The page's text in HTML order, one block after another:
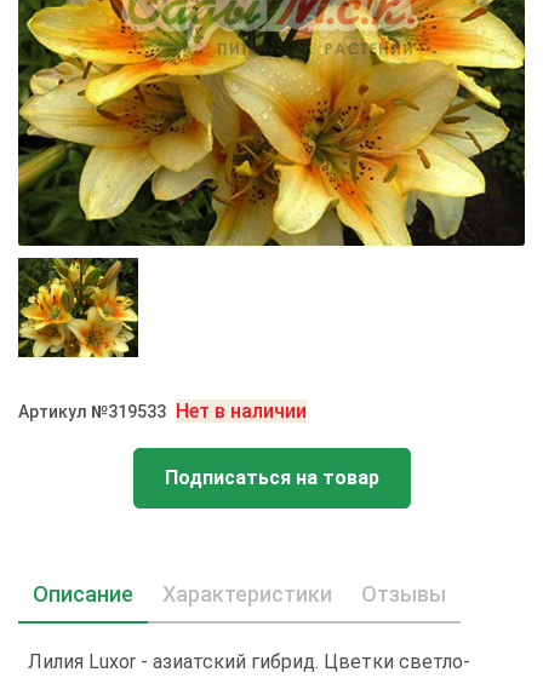
Артикул №319533 Нет в наличии
Подписаться на товар
Описание Характеристики Отзывы
Лилия Luxor - азиатский гибрид. Цветки светло-